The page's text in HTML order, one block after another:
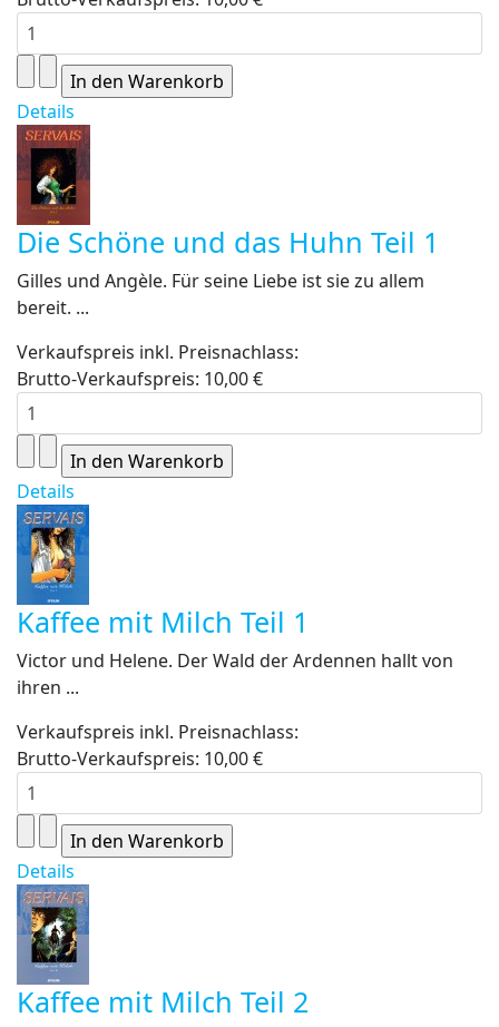
Details
Die Schöne und das Huhn Teil 1
Gilles und Angèle. Für seine Liebe ist sie zu allem
bereit. ...
Verkaufspreis inkl. Preisnachlass:
Brutto-Verkaufspreis: 10,00 €
Details
Kaffee mit Milch Teil 1
Victor und Helene. Der Wald der Ardennen hallt von
ihren ...
Verkaufspreis inkl. Preisnachlass:
Brutto-Verkaufspreis: 10,00 €
Details
Kaffee mit Milch Teil 2